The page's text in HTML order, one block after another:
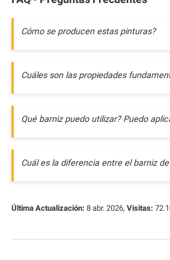
Cómo se producen estas pinturas?
Cuáles son las propiedades
Qué barniz puedo utilizar? Puedo
Cuál es la diferencia entre el barniz
Última Actualización: 8 abr. 2026, Visitas: